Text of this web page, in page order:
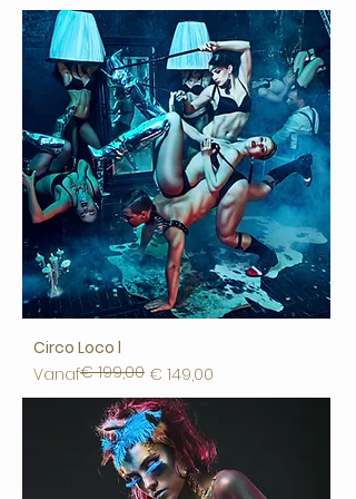
Circo Loco l
Vanaf
Normale prijs
€ 199,00 € 149,00
Verkoopprijs